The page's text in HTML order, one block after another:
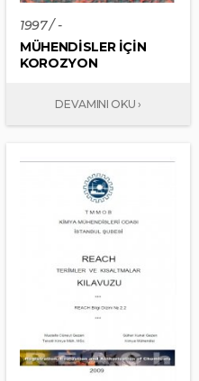
1997 / -
MÜHENDİSLER İÇİN
KOROZYON